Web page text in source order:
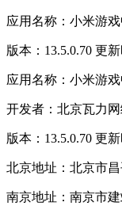
应用名称：小米游
版本：13.5.0.70 更
应用名称：小米游
开发者：北京瓦力
版本：13.5.0.70 更
北京地址：北京市
南京地址：南京市